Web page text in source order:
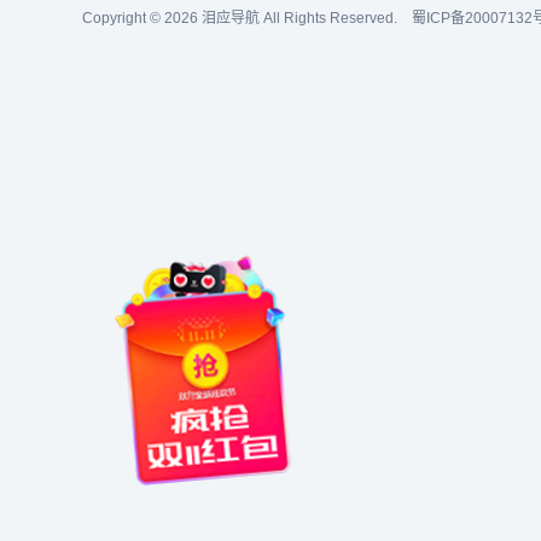
Copyright © 2026 泪应导航 All Rights Reserved. 蜀ICP备20007132